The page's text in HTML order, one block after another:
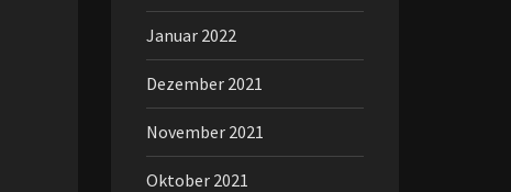
Januar 2022
Dezember 2021
November 2021
Oktober 2021